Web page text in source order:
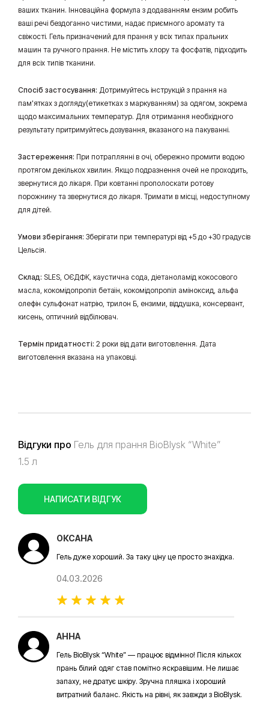
ваших тканин. Інноваційна формула з додаванням ензим робить
ваші речі бездоганно чистими, надає приємного аромату та
свіжості. Гель призначений для прання у всіх типах пральних
машин та ручного прання. Не містить хлору та фосфатів, підходить
для всіх типів тканини.
Спосіб застосування: Дотримуйтесь інструкцій з прання на
пам'ятках з догляду(етикетках з маркуванням) за одягом, зокрема
щодо максимальних температур. Для отримання необхідного
результату притримуйтесь дозування, вказаного на пакуванні.
Застереження: При потраплянні в очі, обережно промити водою
протягом декількох хвилин. Якщо подразнення очей не проходить,
звернутися до лікаря. При ковтанні прополоскати ротову
порожнину та звернутися до лікаря. Тримати в місці, недоступному
для дітей.
Умови зберігання: Зберігати при температурі від +5 до +30 градусів
Цельсія.
Склад: SLES, ОЄДФК, каустична сода, діетаноламід кокосового
масла, кокомідопропіл бетаїн, кокомідопропіл аміноксид, альфа
олефін сульфонат натрію, трилон Б, ензими, віддушка, консервант,
кисень, оптичний відбілювач.
Термін придатності: 2 роки від дати виготовлення. Дата
виготовлення вказана на упаковці.
Відгуки про Гель для прання BioBlysk “White”
1.5 л
НАПИСАТИ ВІДГУК
ОКСАНА
Гель дуже хороший. За таку ціну це просто знахідка.
04.03.2026
АННА
Гель BioBlysk “White” — працює відмінно! Після кількох
прань білий одяг став помітно яскравішим. Не лишає
запаху, не дратує шкіру. Зручна пляшка і хороший
витратний баланс. Якість на рівні, як завжди з BioBlysk.